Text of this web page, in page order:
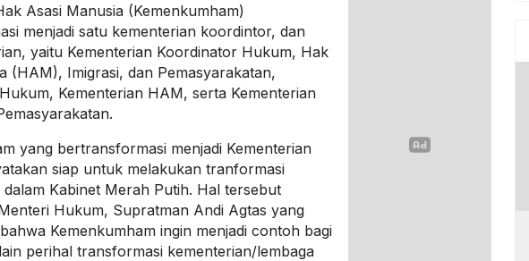
Asasi Manusia (Kemenkumham)
menjadi satu kementerian koordintor, dan
yaitu Kementerian Koordinator Hukum, Hak
(HAM), Imigrasi, dan Pemasyarakatan,
Kementerian HAM, serta Kementerian
yang bertransformasi menjadi Kementerian
siap untuk melakukan tranformasi
dalam Kabinet Merah Putih. Hal tersebut
Hukum, Supratman Andi Agtas yang
Kemenkumham ingin menjadi contoh bagi
perihal transformasi kementerian/lembaga